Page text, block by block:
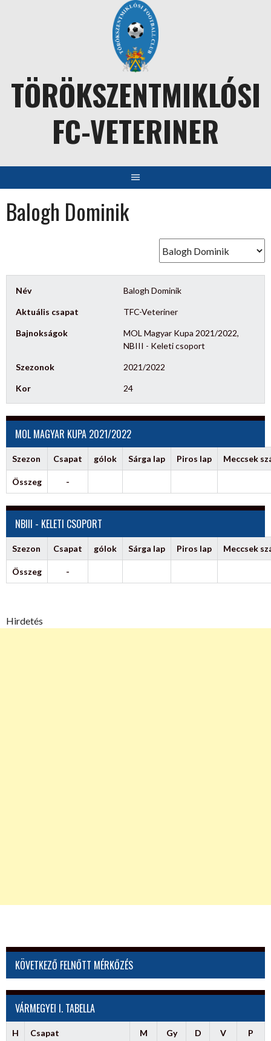
TÖRÖKSZENTMIKLÓSI
FC-VETERINER
Balogh Dominik
Név Balogh Dominik
Aktuális csapat TFC-Veteriner
Bajnokságok
MOL Magyar Kupa 2021/2022,
NBIII - Keleti csoport
Szezonok 2021/2022
Kor 24
MOL MAGYAR KUPA 2021/2022
Szezon Csapat gólok Sárga lap Piros lap Meccsek
Összeg -
NBIII - KELETI CSOPORT
Szezon Csapat gólok Sárga lap Piros lap Meccsek
Összeg -
Hirdetés
KÖVETKEZŐ FELNŐTT MÉRKŐZÉS
VÁRMEGYEI I. TABELLA
H Csapat M Gy D V P